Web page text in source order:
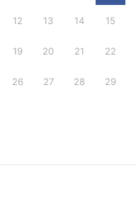
12 13 14 15
19 20 21 22
26 27 28 29